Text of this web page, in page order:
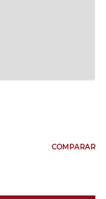
COMPARAR